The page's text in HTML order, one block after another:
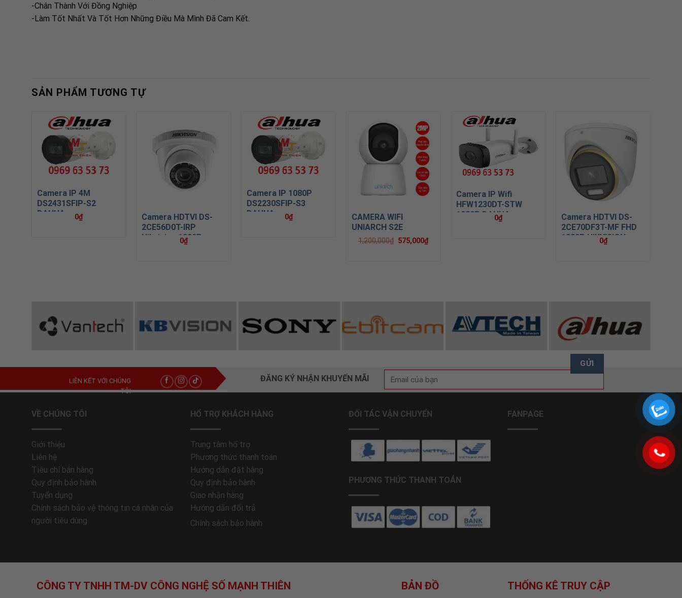
-Chân Thành Với Đồng Nghiệp
-Làm Tốt Nhất Và Tốt Hơn Những Điều Mà Mình Đã Cam Kết.
SẢN PHẨM TƯƠNG TỰ
Camera IP 4M
DS2431SFIP-S2
DAHUA
0₫
Camera HDTVI DS-
2CE56D0T-IRP
Hikvision 1080P
0₫
Camera IP 1080P
DS2230SFIP-S3
DAHUA
0₫
CAMERA WIFI
UNIARCH S2E
1,200,000₫ 575,000₫
Camera IP Wifi
HFW1230DT-STW
1080P DAHUA
0₫
Camera HDTVI DS-
2CE70DF3T-MF FHD
1080P HIKVISION
0₫
LIÊN KẾT VỚI CHÚNG
TÔI
ĐĂNG KÝ NHẬN KHUYẾN MÃI
VỀ CHÚNG TÔI
Giới thiệu
Liên hệ
Tiêu chí bán hàng
Quy định bảo hành
Tuyển dụng
Chính sách bảo vệ thông tin cá nhân của
người tiêu dùng
HỔ TRỢ KHÁCH HÀNG
Trung tâm hổ trợ
Phương thức thanh toán
Hướng dẫn đặt hàng
Quy định bảo hành
Giao nhận hàng
Hướng dẫn đổi trả
Chính sách bảo hành
ĐỐI TÁC VẬN CHUYỂN
PHƯƠNG THỨC THANH TOÁN
FANPAGE
CÔNG TY TNHH TM-DV CÔNG NGHỆ SỐ MẠNH THIÊN BẢN ĐỒ THỐNG KÊ TRUY CẬP